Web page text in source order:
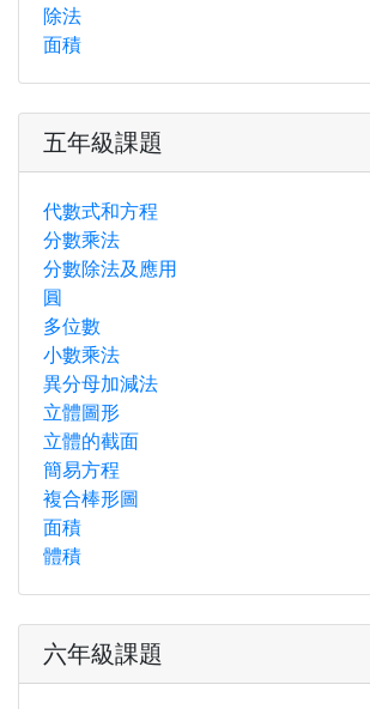
除法
面積
五年級課題
代數式和方程
分數乘法
分數除法及應用
圓
多位數
小數乘法
異分母加減法
立體圖形
立體的截面
簡易方程
複合棒形圖
面積
體積
六年級課題